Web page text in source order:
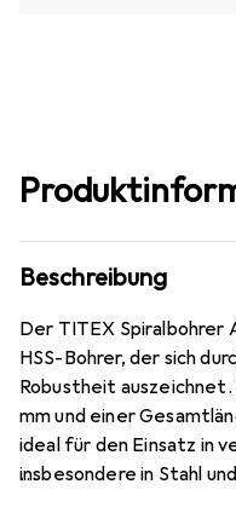
Beschreibung
Der TITEX Spiralbohrer
HSS-Bohrer, der sich
Robustheit
mm und einer
ideal für den Einsatz in
insbesondere in Stahl